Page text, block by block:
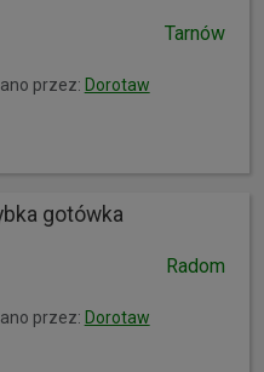
Tarnów
przez: Dorotaw
gotówka
Radom
przez: Dorotaw